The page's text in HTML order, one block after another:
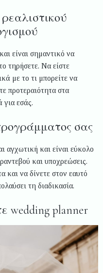
είναι σημαντικό να
τηρήσετε. Να είστε
με το τι μπορείτε να
προτεραιότητα στα
για εσάς.
σας
αγχωτική και είναι εύκολο
και υποχρεώσεις.
και να δίνετε στον εαυτό
τη διαδικασία.
wedding planner